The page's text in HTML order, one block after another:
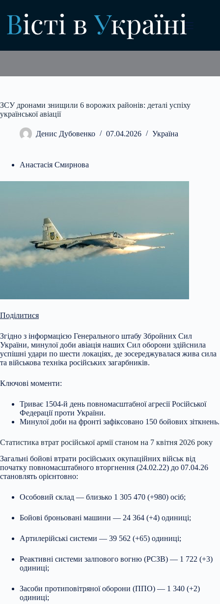
вмісту
ЗСУ дронами знищили 6 ворожих районів: деталі успіху
української авіації
Денис Дубовенко 07.04.2026 Україна
Анастасія Смирнова
Поділитися
Згідно з інформацією Генерального штабу Збройних Сил
України, минулої доби авіація наших Сил оборони здійснила
успішні удари по шести локаціях, де зосереджувалася жива сила
та військова техніка російських загарбників.
Ключові моменти:
Триває 1504-й день повномасштабної агресії Російської
Федерації проти України.
Минулої доби на фронті зафіксовано 150 бойових зіткнень.
Статистика втрат російської армії станом на 7 квітня 2026 року
Загальні бойові втрати російських окупаційних військ від
початку повномасштабного вторгнення (24.02.22) до 07.04.26
становлять орієнтовно:
Особовий склад — близько 1 305 470 (+980) осіб;
Бойові броньовані машини — 24 364 (+4) одиниці;
Артилерійські системи — 39 562 (+65) одиниці;
Реактивні системи залпового вогню (РСЗВ) — 1 722 (+3)
одиниці;
Засоби протиповітряної оборони (ППО) — 1 340 (+2)
одиниці;